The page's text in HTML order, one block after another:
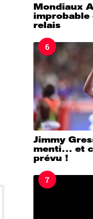
Mondiaux
improbable
relais
6
Jimmy
menti… et
prévu !
7